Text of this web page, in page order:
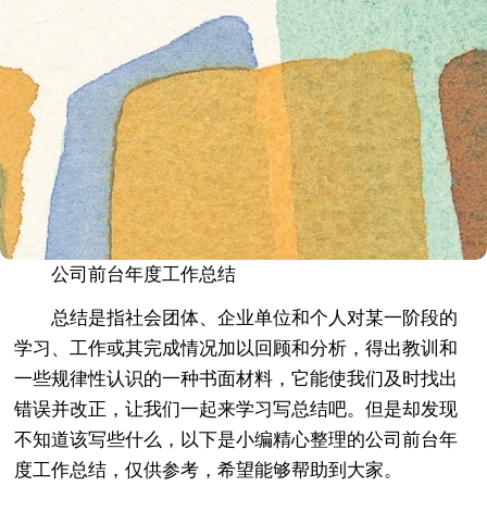
公司前台年度工作总结
总结是指社会团体、企业单位和个人对某一阶段的
学习、工作或其完成情况加以回顾和分析，得出教训和
一些规律性认识的一种书面材料，它能使我们及时找出
错误并改正，让我们一起来学习写总结吧。但是却发现
不知道该写些什么，以下是小编精心整理的公司前台年
度工作总结，仅供参考，希望能够帮助到大家。